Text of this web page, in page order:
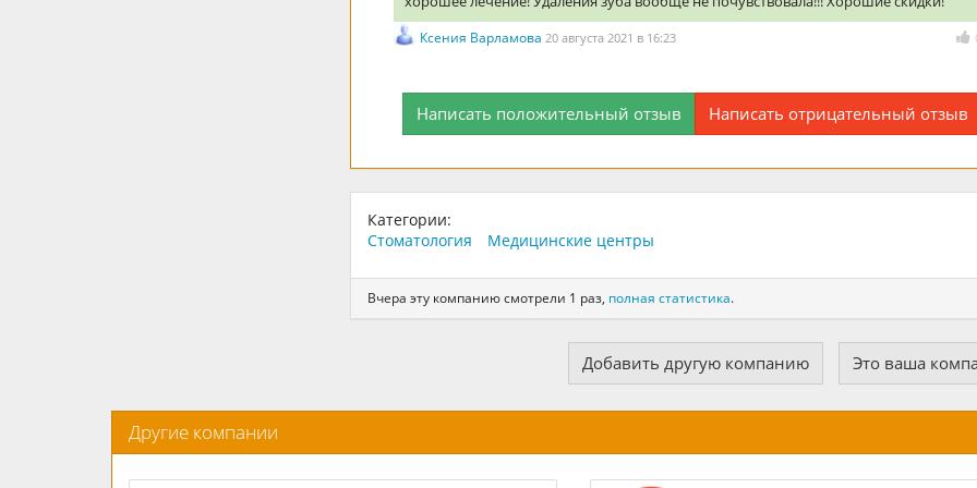
Ксения Варламова20 августа 2021 в 16:23
Написать положительный отзыв Написать отрицательный отзыв
Категории:
Стоматология
Медицинские центры
Вчера эту компанию смотрели 1 раз, полная статистика.
Добавить другую компанию Это ваша
Другие компании